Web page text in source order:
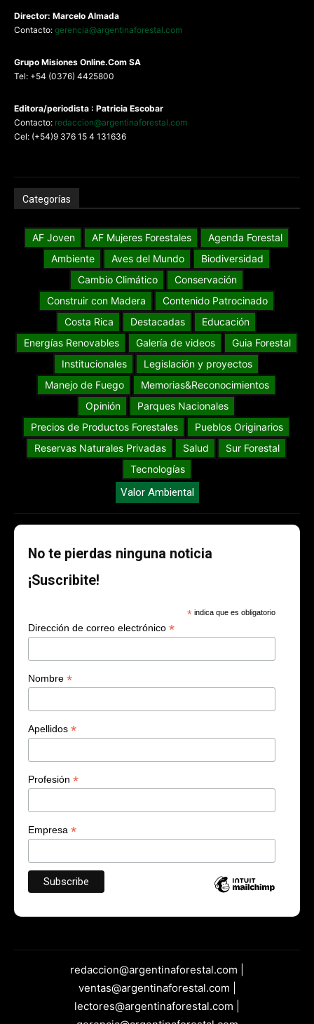
Director: Marcelo Almada
Contacto: gerencia@argentinaforestal.com
Grupo Misiones Online.Com SA
Tel: +54 (0376) 4425800
Editora/periodista : Patricia Escobar
Contacto: redaccion@argentinaforestal.com
Cel: (+54)9 376 15 4 131636
Categorías
AF Joven AF Mujeres Forestales
Agenda Forestal
Ambiente
Aves del Mundo
Biodiversidad
Cambio Climático
Conservación
Construir con Madera
Contenido Patrocinado
Costa Rica
Destacadas
Educación
Energías Renovables
Galería de videos
Guia Forestal
Institucionales
Legislación y proyectos
Manejo de Fuego
Memorias&Reconocimientos
Opinión
Parques Nacionales
Precios de Productos Forestales
Pueblos Originarios
Reservas Naturales Privadas
Salud
Sur Forestal
Tecnologías
Valor Ambiental
No te pierdas ninguna noticia
¡Suscribite!
* indica que es obligatorio
Dirección de correo electrónico *
Nombre *
Apellidos *
Profesión *
Empresa *
redaccion@argentinaforestal.com |
ventas@argentinaforestal.com |
lectores@argentinaforestal.com |